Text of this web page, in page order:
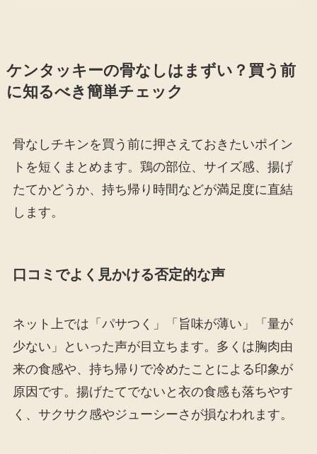
ケンタッキーの骨なしはまずい？買う前
に知るべき簡単チェック
骨なしチキンを買う前に押さえておきたいポイン
トを短くまとめます。鶏の部位、サイズ感、揚げ
たてかどうか、持ち帰り時間などが満足度に直結
します。
口コミでよく見かける否定的な声
ネット上では「パサつく」「旨味が薄い」「量が
少ない」といった声が目立ちます。多くは胸肉由
来の食感や、持ち帰りで冷めたことによる印象が
原因です。揚げたてでないと衣の食感も落ちやす
く、サクサク感やジューシーさが損なわれます。